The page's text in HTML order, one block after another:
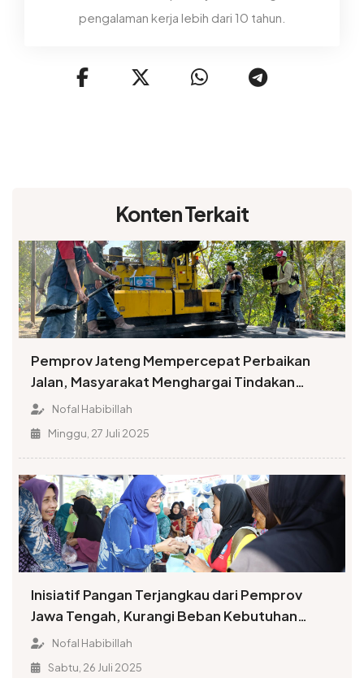
pengalaman kerja lebih dari 10 tahun.
Konten Terkait
Pemprov Jateng Mempercepat Perbaikan
Jalan, Masyarakat Menghargai Tindakan
Gubernur Ahmad Luthfi
Nofal Habibillah
Minggu, 27 Juli 2025
Inisiatif Pangan Terjangkau dari Pemprov
Jawa Tengah, Kurangi Beban Kebutuhan
Penduduk Boyolali
Nofal Habibillah
Sabtu, 26 Juli 2025